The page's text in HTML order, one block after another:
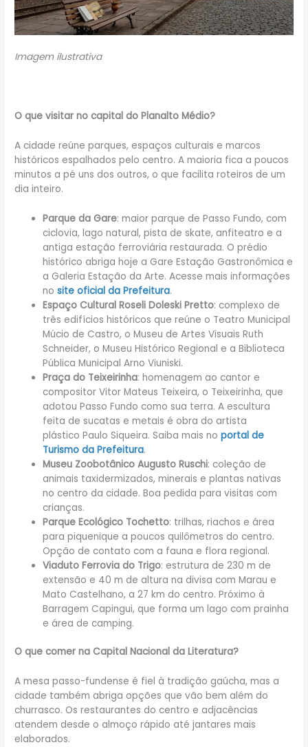
Imagem ilustrativa
O que visitar no capital do Planalto Médio?
A cidade reúne parques, espaços culturais e marcos
históricos espalhados pelo centro. A maioria fica a poucos
minutos a pé uns dos outros, o que facilita roteiros de um
dia inteiro.
Parque da Gare: maior parque de Passo Fundo, com
ciclovia, lago natural, pista de skate, anfiteatro e a
antiga estação ferroviária restaurada. O prédio
histórico abriga hoje a Gare Estação Gastronômica e
a Galeria Estação da Arte. Acesse mais informações
nosite oficial da Prefeitura.
Espaço Cultural Roseli Doleski Pretto: complexo de
três edifícios históricos que reúne o Teatro Municipal
Múcio de Castro, o Museu de Artes Visuais Ruth
Schneider, o Museu Histórico Regional e a Biblioteca
Pública Municipal Arno Viuniski.
Praça do Teixeirinha: homenagem ao cantor e
compositor Vitor Mateus Teixeira, o Teixeirinha, que
adotou Passo Fundo como sua terra. A escultura
feita de sucatas e metais é obra do artista
plástico Paulo Siqueira. Saiba mais noportal de
Turismo da Prefeitura.
Museu Zoobotânico Augusto Ruschi: coleção de
animais taxidermizados, minerais e plantas nativas
no centro da cidade. Boa pedida para visitas com
crianças.
Parque Ecológico Tochetto: trilhas, riachos e área
para piquenique a poucos quilômetros do centro.
Opção de contato com a fauna e flora regional.
Viaduto Ferrovia do Trigo: estrutura de 230 m de
extensão e 40 m de altura na divisa com Marau e
Mato Castelhano, a 27 km do centro. Próximo à
Barragem Capingui, que forma um lago com prainha
e área de camping.
O que comer na Capital Nacional da Literatura?
A mesa passo-fundense é fiel à tradição gaúcha, mas a
cidade também abriga opções que vão bem além do
churrasco. Os restaurantes do centro e adjacências
atendem desde o almoço rápido até jantares mais
elaborados.